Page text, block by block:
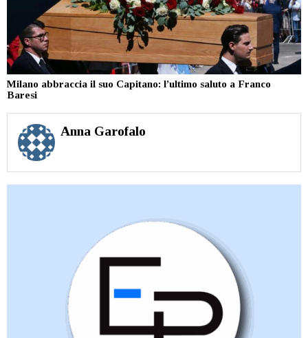
Milano abbraccia il suo Capitano: l’ultimo saluto a Franco
Baresi
Anna Garofalo